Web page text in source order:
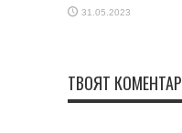
31.05.2023
ТВОЯТ КОМЕНТАР